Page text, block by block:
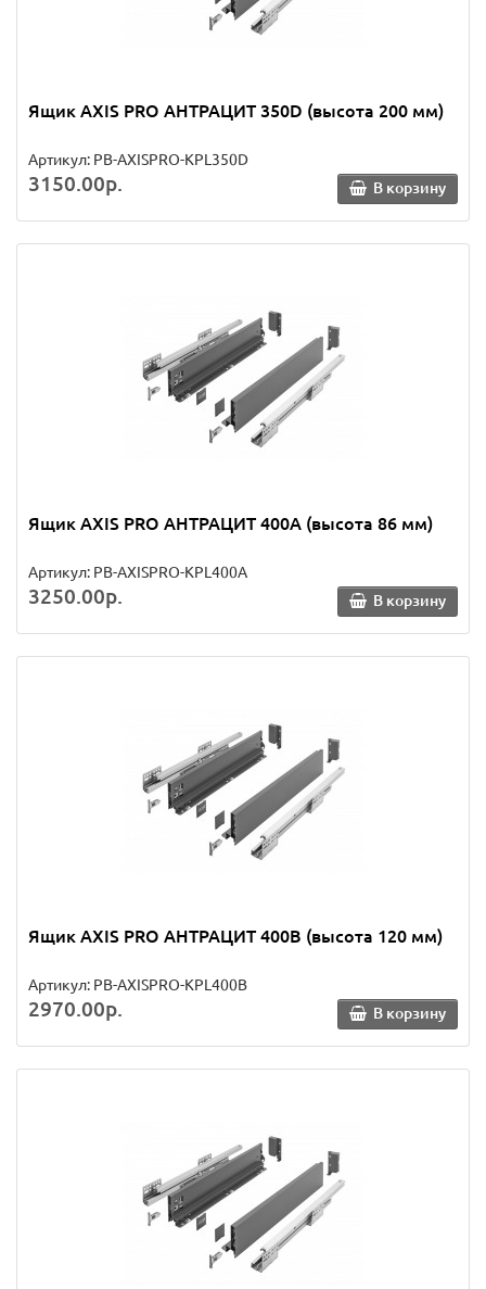
Ящик AXIS PRO АНТРАЦИТ 350D (высота 200 мм)
Артикул: PB-AXISPRO-KPL350D
3150.00р. В корзину
Ящик AXIS PRO АНТРАЦИТ 400A (высота 86 мм)
Артикул: PB-AXISPRO-KPL400A
3250.00р. В корзину
Ящик AXIS PRO АНТРАЦИТ 400B (высота 120 мм)
Артикул: PB-AXISPRO-KPL400B
2970.00р. В корзину